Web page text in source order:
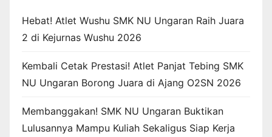
Hebat! Atlet Wushu SMK NU Ungaran Raih Juara
2 di Kejurnas Wushu 2026
Kembali Cetak Prestasi! Atlet Panjat Tebing SMK
NU Ungaran Borong Juara di Ajang O2SN 2026
Membanggakan! SMK NU Ungaran Buktikan
Lulusannya Mampu Kuliah Sekaligus Siap Kerja